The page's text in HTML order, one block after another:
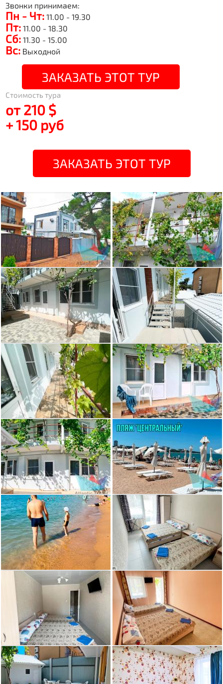
Звонки принимаем:
Пн - Чт: 11.00 - 19.30
Пт: 11.00 - 18.30
Сб: 11.30 - 15.00
Вс: Выходной
ЗАКАЗАТЬ ЭТОТ ТУР
Стоимость тура
от 210 $
+ 150 руб
ЗАКАЗАТЬ ЭТОТ ТУР